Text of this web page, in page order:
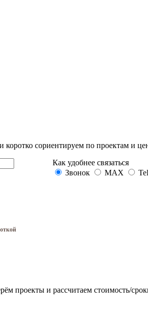
сориентируем по проектам и
Как удобнее связаться
Звонок
MAX
проекты и рассчитаем стоимость/